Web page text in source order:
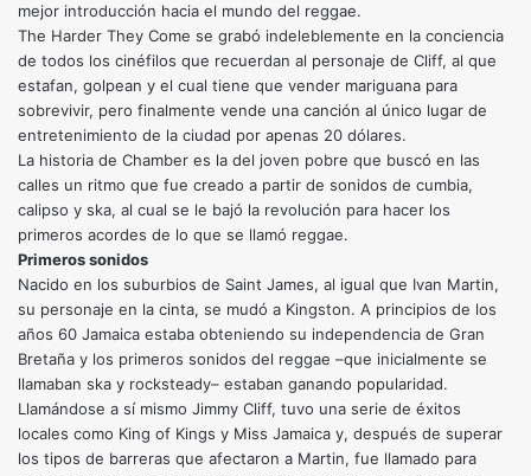
mejor introducción hacia el mundo del reggae.
The Harder They Come se grabó indeleblemente en la conciencia
de todos los cinéfilos que recuerdan al personaje de Cliff, al que
estafan, golpean y el cual tiene que vender mariguana para
sobrevivir, pero finalmente vende una canción al único lugar de
entretenimiento de la ciudad por apenas 20 dólares.
La historia de Chamber es la del joven pobre que buscó en las
calles un ritmo que fue creado a partir de sonidos de cumbia,
calipso y ska, al cual se le bajó la revolución para hacer los
primeros acordes de lo que se llamó reggae.
Primeros sonidos
Nacido en los suburbios de Saint James, al igual que Ivan Martin,
su personaje en la cinta, se mudó a Kingston. A principios de los
años 60 Jamaica estaba obteniendo su independencia de Gran
Bretaña y los primeros sonidos del reggae –que inicialmente se
llamaban ska y rocksteady– estaban ganando popularidad.
Llamándose a sí mismo Jimmy Cliff, tuvo una serie de éxitos
locales como King of Kings y Miss Jamaica y, después de superar
los tipos de barreras que afectaron a Martin, fue llamado para